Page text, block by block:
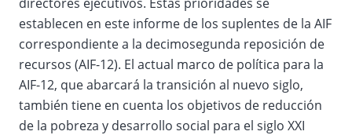
establecen en este informe de los suplentes de la AIF
correspondiente a la decimosegunda reposición de
recursos (AIF-12). El actual marco de política para la
AIF-12, que abarcará la transición al nuevo siglo,
también tiene en cuenta los objetivos de reducción
de la pobreza y desarrollo social para el siglo XXI